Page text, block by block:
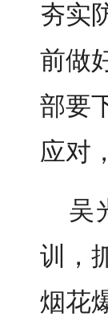
夯实
前做
部要
应对
吴
训，
烟花